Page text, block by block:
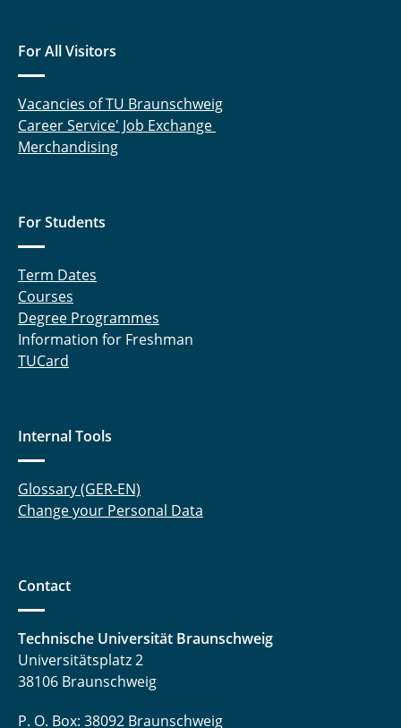
For All Visitors
Vacancies of TU Braunschweig
Career Service' Job Exchange
Merchandising
For Students
Term Dates
Courses
Degree Programmes
Information for Freshman
TUCard
Internal Tools
Glossary (GER-EN)
Change your Personal Data
Contact
Technische Universität Braunschweig
Universitätsplatz 2
38106 Braunschweig
P. O. Box: 38092 Braunschweig